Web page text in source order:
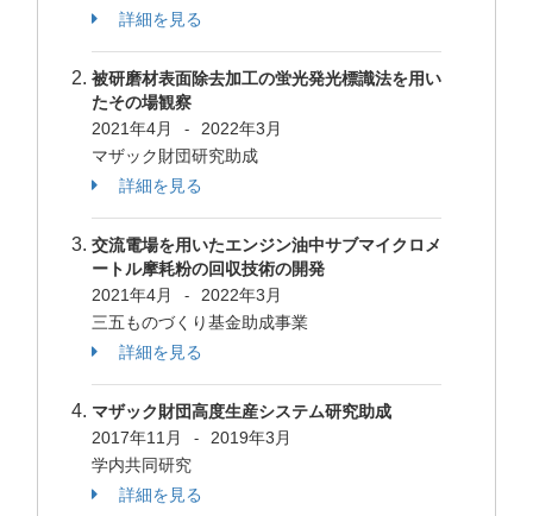
詳細を見る
被研磨材表面除去加工の蛍光発光標識法を用い
たその場観察
2021年4月
-
2022年3月
マザック財団研究助成
詳細を見る
交流電場を用いたエンジン油中サブマイクロメ
ートル摩耗粉の回収技術の開発
2021年4月
-
2022年3月
三五ものづくり基金助成事業
詳細を見る
マザック財団高度生産システム研究助成
2017年11月
-
2019年3月
学内共同研究
詳細を見る